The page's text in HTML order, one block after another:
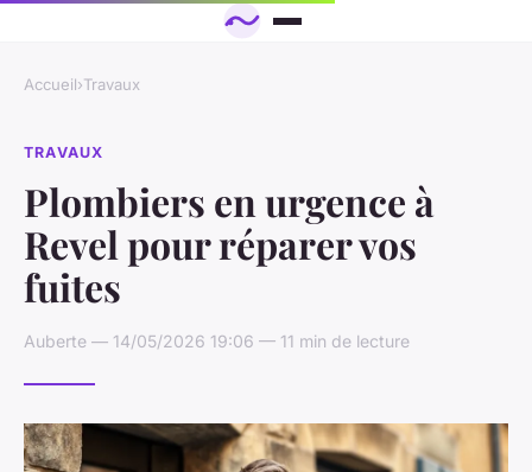
Accueil›Travaux
TRAVAUX
Plombiers en urgence à
Revel pour réparer vos
fuites
Auberte — 14/05/2026 19:06 — 11 min de lecture